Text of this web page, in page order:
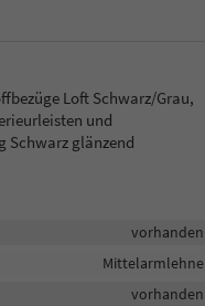
Loft Schwarz/Grau,
und
Schwarz glänzend
vorhanden
Mittelarmlehne
vorhanden